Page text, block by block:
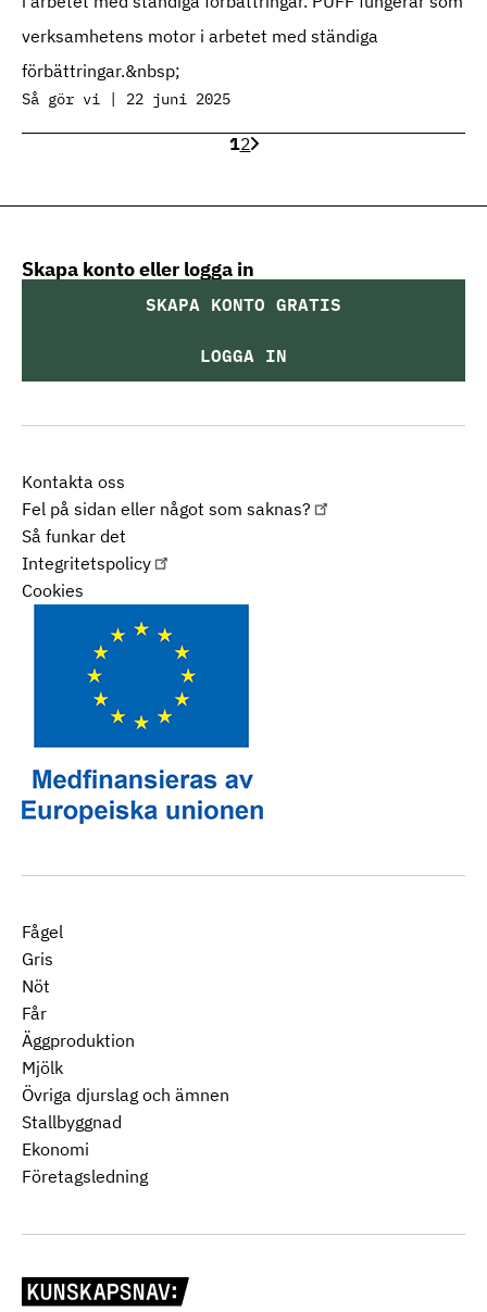
verksamhetens motor i arbetet med ständiga
förbättringar.&nbsp;
Så gör vi | 22 juni 2025
12
Fågel
Gris
Nöt
Får
Äggproduktion
Mjölk
Övriga djurslag och ämnen
Stallbyggnad
Ekonomi
Företagsledning
Kontakta oss
Fel på sidan eller något som saknas?
Så funkar det
Integritetspolicy
Cookies
Skapa konto eller logga in
SKAPA KONTO GRATIS
LOGGA IN